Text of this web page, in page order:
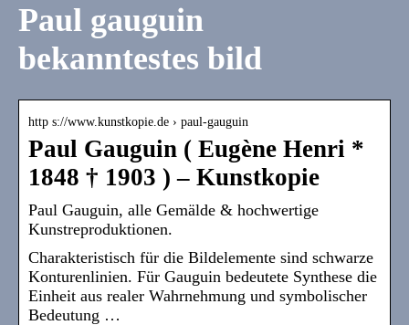
Paul gauguin
bekanntestes bild
http s://www.kunstkopie.de › paul-gauguin
Paul Gauguin ( Eugène Henri *
1848 † 1903 ) – Kunstkopie
Paul Gauguin, alle Gemälde & hochwertige
Kunstreproduktionen.
Charakteristisch für die Bildelemente sind schwarze
Konturenlinien. Für Gauguin bedeutete Synthese die
Einheit aus realer Wahrnehmung und symbolischer
Bedeutung …